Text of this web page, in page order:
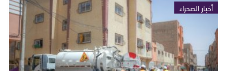
أخبار الصحراء